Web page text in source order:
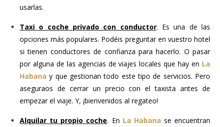
usarlas.
Taxi o coche privado con conductor. Es una de las
opciones más populares. Podéis preguntar en vuestro hotel
si tienen conductores de confianza para hacerlo. O pasar
por alguna de las agencias de viajes locales que hay en La
Habana y que gestionan todo este tipo de servicios. Pero
aseguraos de cerrar un precio con el taxista antes de
empezar el viaje. Y, ¡bienvenidos al regateo!
Alquilar tu propio coche. En La Habana se encuentran